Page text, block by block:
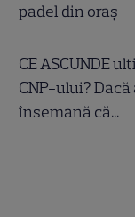
padel din oraș
CE ASCUNDE
CNP-ului? Dacă
însemană că...